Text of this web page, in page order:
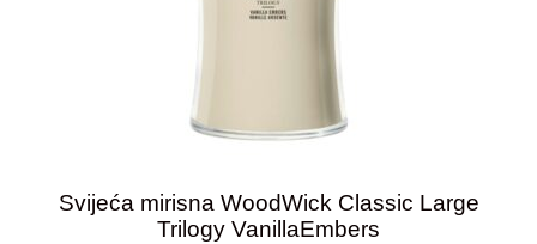
Svijeća mirisna WoodWick Classic Large
Trilogy VanillaEmbers